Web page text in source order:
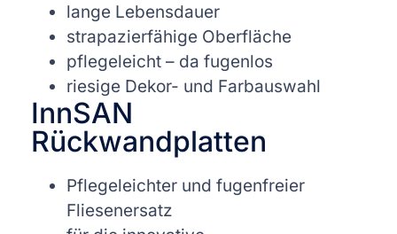
lange Lebensdauer
strapazierfähige Oberfläche
pflegeleicht – da fugenlos
riesige Dekor- und Farbauswahl
InnSAN
Rückwandplatten
Pflegeleichter und fugenfreier
Fliesenersatz